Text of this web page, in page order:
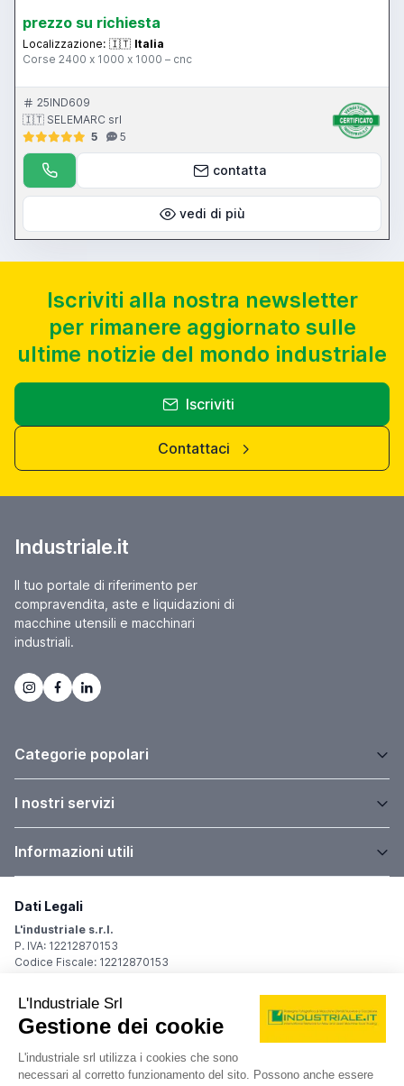
prezzo su richiesta
Localizzazione: 🇮🇹 Italia
Corse 2400 x 1000 x 1000 – cnc
25IND609
🇮🇹 SELEMARC srl
5
5
contatta
vedi di più
Iscriviti alla nostra newsletter
per rimanere aggiornato sulle
ultime notizie del mondo industriale
Iscriviti
Contattaci
Industriale.it
Il tuo portale di riferimento per
compravendita, aste e liquidazioni di
macchine utensili e macchinari
industriali.
Categorie popolari
I nostri servizi
Informazioni utili
Dati Legali
L'industriale s.r.l.
P. IVA: 12212870153
Codice Fiscale: 12212870153
Sede Legale
Via Carlo Dolci, 32
20148 Milano (MI)
Italy